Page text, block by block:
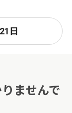
日
ませんで